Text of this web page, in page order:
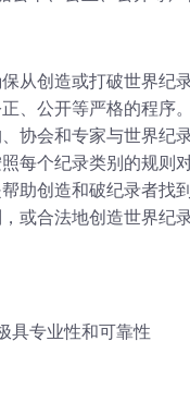
从创造或打破世界纪
、公开等严格的程序
协会和专家与世界纪
每个纪录类别的规则
助创造和破纪录者找
或合法地创造世界纪
具专业性和可靠性